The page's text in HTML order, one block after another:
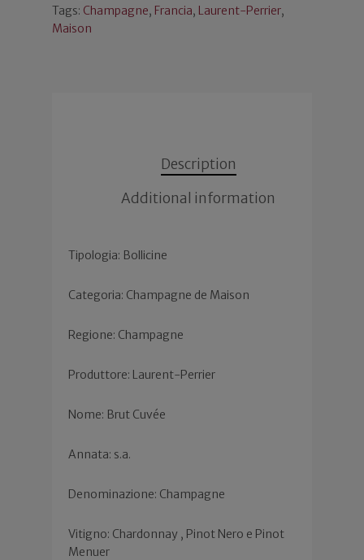
Tags: Champagne, Francia, Laurent-Perrier,
Maison
Description
Additional information
Tipologia: Bollicine
Categoria: Champagne de Maison
Regione: Champagne
Produttore: Laurent-Perrier
Nome: Brut Cuvée
Annata: s.a.
Denominazione: Champagne
Vitigno: Chardonnay , Pinot Nero e Pinot
Menuer